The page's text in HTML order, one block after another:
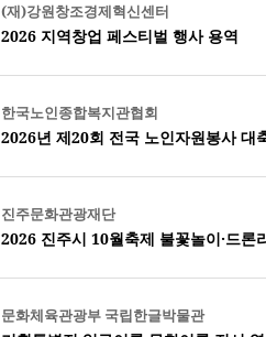
(재)강원창조경제혁신센터
2026 지역창업 페스티벌 행사 용역
한국노인종합복지관협회
2026년 제20회 전국 노인자원봉사 대
진주문화관광재단
2026 진주시 10월축제 불꽃놀이·드론
문화체육관광부 국립한글박물관